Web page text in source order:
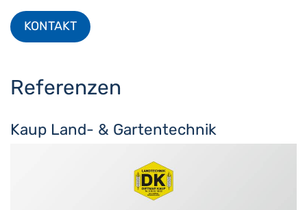
KONTAKT
Referenzen
Kaup Land- & Gartentechnik